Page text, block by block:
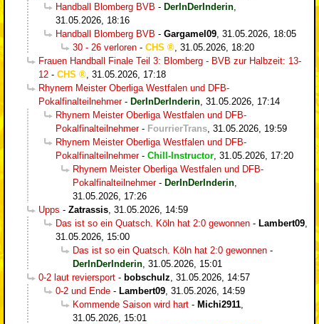
Handball Blomberg BVB - DerInDerInderin
31.05.2026, 18:16
Handball Blomberg BVB - Gargamel09 31.05.2026, 18:05
30 - 26 verloren - CHS
31.05.2026, 18:20
Frauen Handball Finale Teil 3: Blomberg - BVB zur Halbzeit: 13-
12 - CHS
31.05.2026, 17:18
Rhynern Meister Oberliga Westfalen und DFB-
Pokalfinalteilnehmer- DerInDerInderin 31.05.2026, 17:14
Rhynern Meister Oberliga Westfalen und DFB-
Pokalfinalteilnehmer- FourrierTrans 31.05.2026, 19:59
Rhynern Meister Oberliga Westfalen und DFB-
Pokalfinalteilnehmer- Chill-Instructor 31.05.2026, 17:20
Rhynern Meister Oberliga Westfalen und DFB-
Pokalfinalteilnehmer- DerInDerInderin
31.05.2026, 17:26
Upps - Zatrassis 31.05.2026, 14:59
Das ist so ein Quatsch. Köln hat 2:0 gewonnen - Lambert09
31.05.2026, 15:00
Das ist so ein Quatsch. Köln hat 2:0 gewonnen -
DerInDerInderin 31.05.2026, 15:01
0-2 laut reviersport - bobschulz 31.05.2026, 14:57
0-2 und Ende - Lambert09 31.05.2026, 14:59
Kommende Saison wird hart - Michi2911
31.05.2026, 15:01